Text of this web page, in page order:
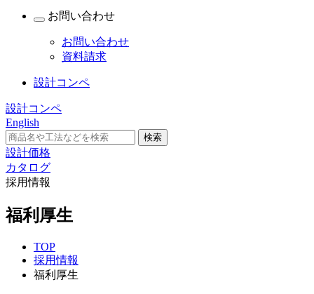
お問い合わせ
お問い合わせ
資料請求
設計コンペ
設計コンペ
English
設計価格
カタログ
採用情報
福利厚生
TOP
採用情報
福利厚生